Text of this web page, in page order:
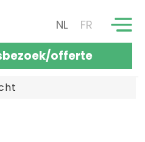
NL FR
offerte